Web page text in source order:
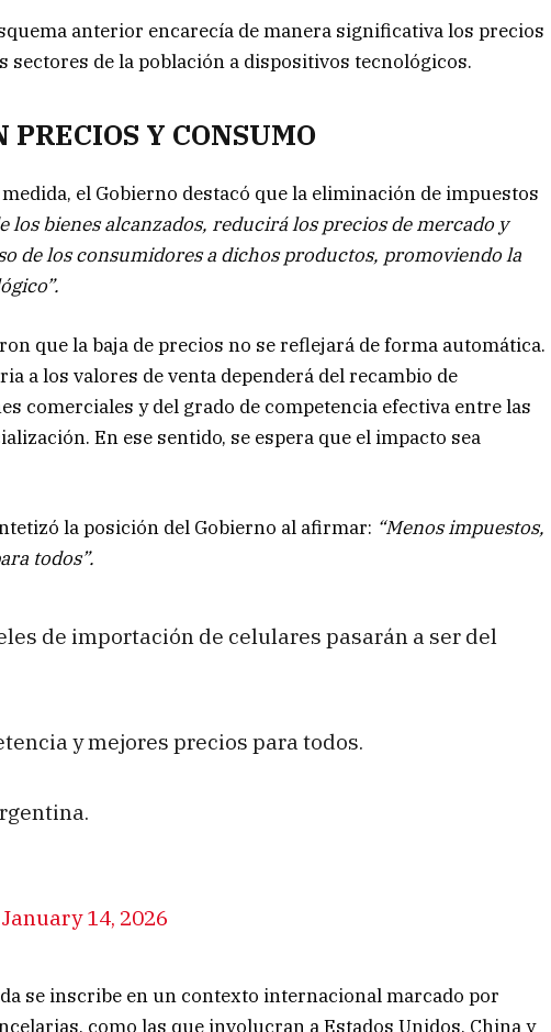
anterior encarecía de manera significativa los precios
sectores de la población a dispositivos tecnológicos.
Y CONSUMO
el Gobierno destacó que la eliminación de impuestos
los bienes alcanzados, reducirá los precios de mercado y
de los consumidores a dichos productos, promoviendo la
que la baja de precios no se reflejará de forma automática.
a los valores de venta dependerá del recambio de
comerciales y del grado de competencia efectiva entre las
En ese sentido, se espera que el impacto sea
la posición del Gobierno al afirmar: “Menos impuestos,
todos”.
de importación de celulares pasarán a ser del
y mejores precios para todos.
January 14, 2026
se inscribe en un contexto internacional marcado por
como las que involucran a Estados Unidos, China y